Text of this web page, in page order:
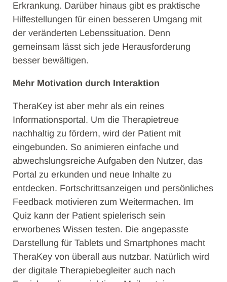
Erkrankung. Darüber hinaus gibt es praktische
Hilfestellungen für einen besseren Umgang mit
der veränderten Lebenssituation. Denn
gemeinsam lässt sich jede Herausforderung
besser bewältigen.
Mehr Motivation durch Interaktion
TheraKey ist aber mehr als ein reines
Informationsportal. Um die Therapietreue
nachhaltig zu fördern, wird der Patient mit
eingebunden. So animieren einfache und
abwechslungsreiche Aufgaben den Nutzer, das
Portal zu erkunden und neue Inhalte zu
entdecken. Fortschrittsanzeigen und persönliches
Feedback motivieren zum Weitermachen. Im
Quiz kann der Patient spielerisch sein
erworbenes Wissen testen. Die angepasste
Darstellung für Tablets und Smartphones macht
TheraKey von überall aus nutzbar. Natürlich wird
der digitale Therapiebegleiter auch nach